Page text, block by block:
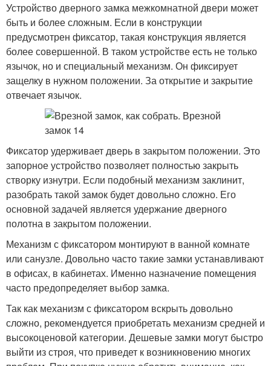
Устройство дверного замка межкомнатной двери может
быть и более сложным. Если в конструкции
предусмотрен фиксатор, такая конструкция является
более совершенной. В таком устройстве есть не только
язычок, но и специальный механизм. Он фиксирует
защелку в нужном положении. За открытие и закрытие
отвечает язычок.
Фиксатор удерживает дверь в закрытом положении. Это
запорное устройство позволяет полностью закрыть
створку изнутри. Если подобный механизм заклинит,
разобрать такой замок будет довольно сложно. Его
основной задачей является удержание дверного
полотна в закрытом положении.
Механизм с фиксатором монтируют в ванной комнате
или санузле. Довольно часто такие замки устанавливают
в офисах, в кабинетах. Именно назначение помещения
часто предопределяет выбор замка.
Так как механизм с фиксатором вскрыть довольно
сложно, рекомендуется приобретать механизм средней и
высокоценовой категории. Дешевые замки могут быстро
выйти из строя, что приведет к возникновению многих